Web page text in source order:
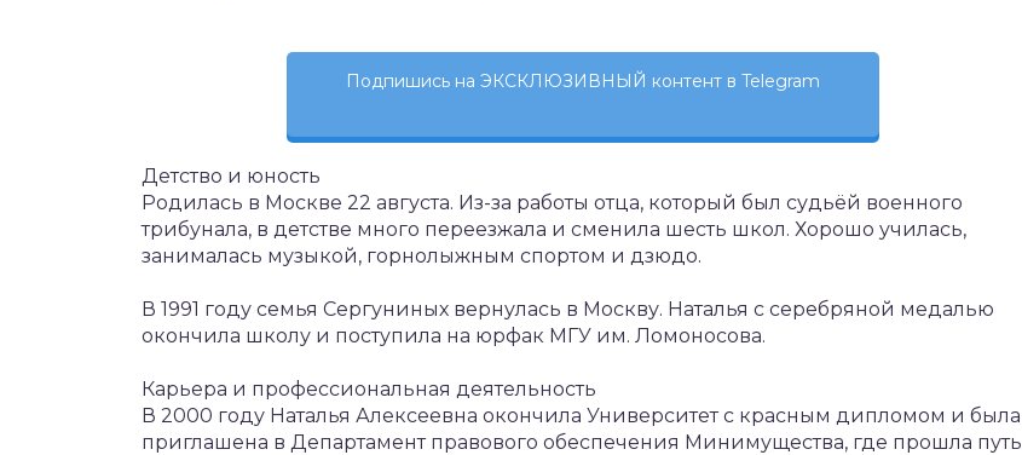
Подпишись на ЭКСКЛЮЗИВНЫЙ контент в Telegram
Детство и юность
Родилась в Москве 22 августа. Из-за работы отца, который был судьёй военного
трибунала, в детстве много переезжала и сменила шесть школ. Хорошо училась,
занималась музыкой, горнолыжным спортом и дзюдо.
В 1991 году семья Сергуниных вернулась в Москву. Наталья с серебряной медалью
окончила школу и поступила на юрфак МГУ им. Ломоносова.
Карьера и профессиональная деятельность
В 2000 году Наталья Алексеевна окончила Университет с красным дипломом и была
приглашена в Департамент правового обеспечения Минимущества, где прошла путь